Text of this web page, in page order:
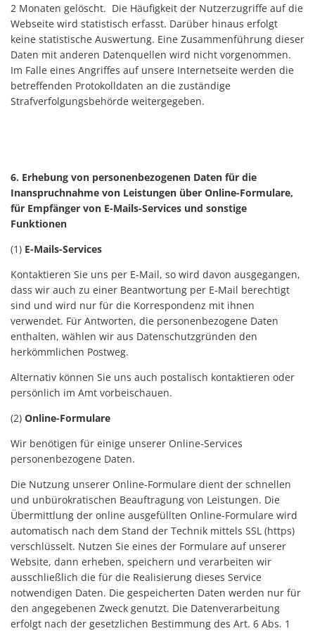
2 Monaten gelöscht. Die Häufigkeit der Nutzerzugriffe auf die
Webseite wird statistisch erfasst. Darüber hinaus erfolgt
keine statistische Auswertung. Eine Zusammenführung dieser
Daten mit anderen Datenquellen wird nicht vorgenommen.
Im Falle eines Angriffes auf unsere Internetseite werden die
betreffenden Protokolldaten an die zuständige
Strafverfolgungsbehörde weitergegeben.
6. Erhebung von personenbezogenen Daten für die
Inanspruchnahme von Leistungen über Online-Formulare,
für Empfänger von E-Mails-Services und sonstige
Funktionen
(1) E-Mails-Services
Kontaktieren Sie uns per E-Mail, so wird davon ausgegangen,
dass wir auch zu einer Beantwortung per E-Mail berechtigt
sind und wird nur für die Korrespondenz mit ihnen
verwendet. Für Antworten, die personenbezogene Daten
enthalten, wählen wir aus Datenschutzgründen den
herkömmlichen Postweg.
Alternativ können Sie uns auch postalisch kontaktieren oder
persönlich im Amt vorbeischauen.
(2) Online-Formulare
Wir benötigen für einige unserer Online-Services
personenbezogene Daten.
Die Nutzung unserer Online-Formulare dient der schnellen
und unbürokratischen Beauftragung von Leistungen. Die
Übermittlung der online ausgefüllten Online-Formulare wird
automatisch nach dem Stand der Technik mittels SSL (https)
verschlüsselt. Nutzen Sie eines der Formulare auf unserer
Website, dann erheben, speichern und verarbeiten wir
ausschließlich die für die Realisierung dieses Service
notwendigen Daten. Die gespeicherten Daten werden nur für
den angegebenen Zweck genutzt. Die Datenverarbeitung
erfolgt nach der gesetzlichen Bestimmung des Art. 6 Abs. 1